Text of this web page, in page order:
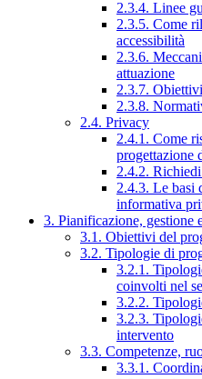
2.3.4. Linee
2.3.5. Come
accessibilità
2.3.6.
attuazione
2.3.7.
2.3.8.
2.4. Privacy
2.4.1. Come
progettazione
2.4.2.
2.4.3. Le basi
informativa
3. Pianificazione, gestione
3.1. Obiettivi del
3.2. Tipologie di
3.2.1.
coinvolti nel
3.2.2.
3.2.3.
intervento
3.3. Competenze,
3.3.1.